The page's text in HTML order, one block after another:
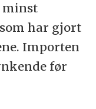
minst
har gjort
Importen
før